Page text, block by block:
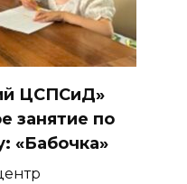
ЦСПСиД»
занятие по
«Бабочка»